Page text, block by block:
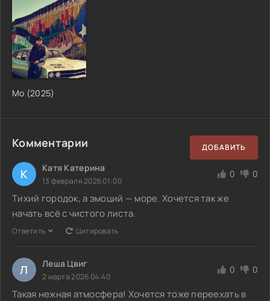
Мо (2025)
Комментарии ДОБАВИТЬ
К Катя Катерина
13 февраля 2026 01:00
0 0
Тихий городок, а эмоций — море. Хочется так же
начать всё с чистого листа.
Ответить Цитировать
Л Леша Цвиг
2 марта 2026 04:40
0 0
Такая нежная атмосфера! Хочется тоже переехать в